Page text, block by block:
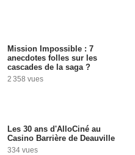
Mission Impossible : 7
anecdotes folles sur les
cascades de la saga ?
2 358 vues
Les 30 ans d'AlloCiné au
Casino Barrière de Deauville
334 vues